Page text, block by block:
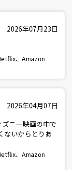
2026年07月23日
、Amazon
2026年04月07日
ニー映画の中で
ないからとりあ
、Amazon